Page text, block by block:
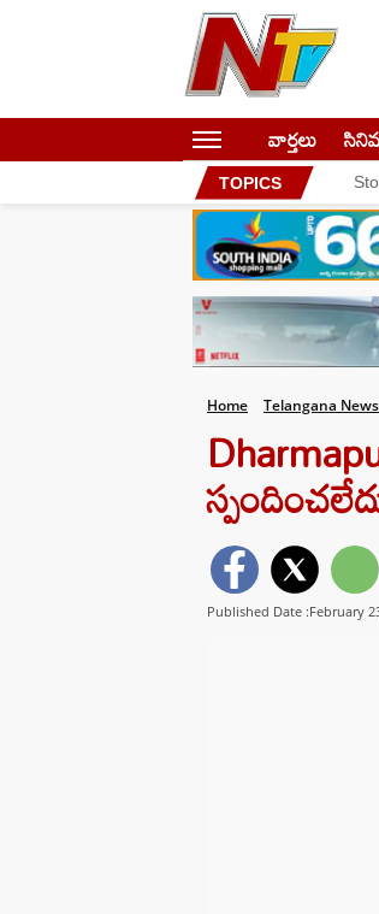
వార్తలు
TOPICS
Home Telangana News
Published Date :February